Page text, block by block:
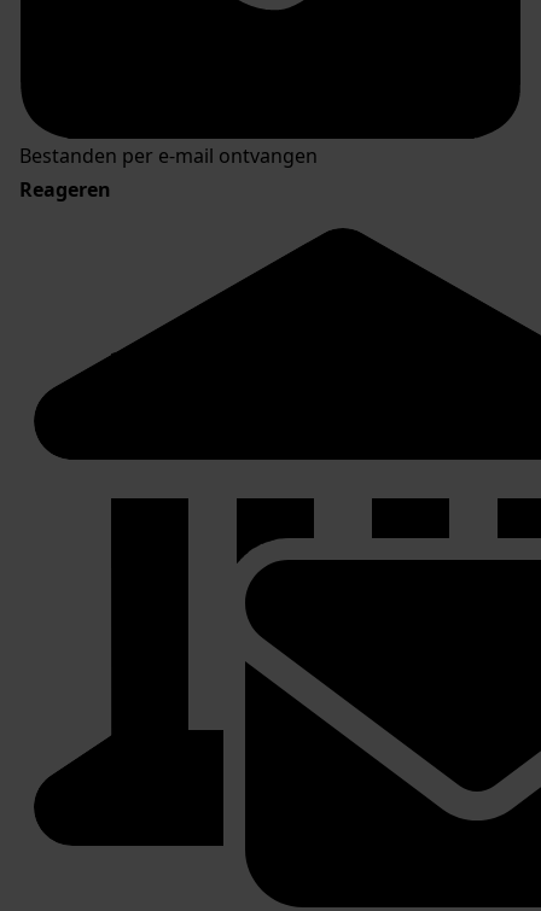
Bestanden per e-mail ontvangen
Reageren